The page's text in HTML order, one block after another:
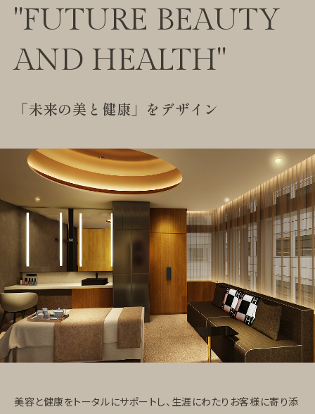
"FUTURE BEAUTY
AND HEALTH"
「未来の美と健康」をデザイン
美容と健康をトータルにサポートし、生涯にわたりお客様に寄り添